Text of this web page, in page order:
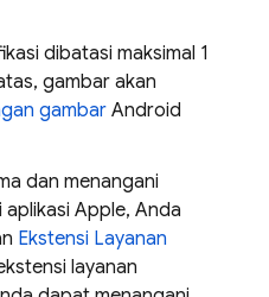
dibatasi maksimal 1
gambar akan
gambarAndroid
dan menangani
Apple, Anda
Ekstensi Layanan
layanan